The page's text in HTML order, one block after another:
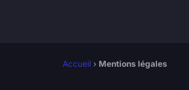
Accueil › Mentions légales